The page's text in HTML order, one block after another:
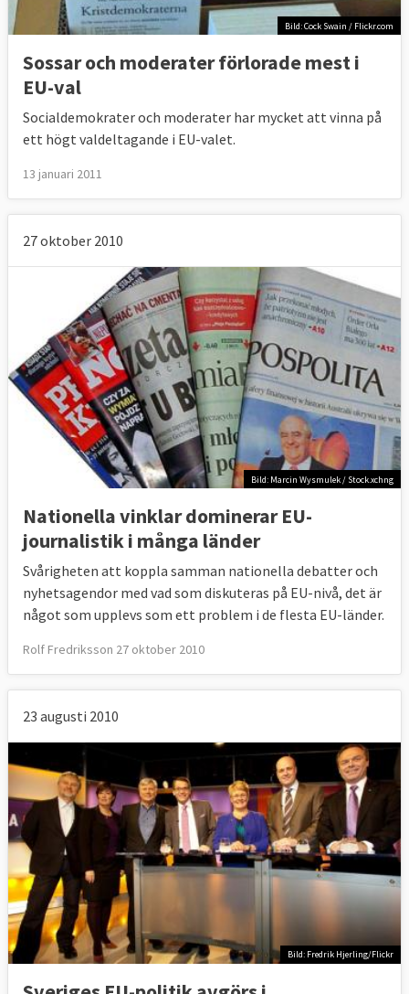
Bild: Cock Swain / Flickr.com
Sossar och moderater förlorade mest i
EU-val
Socialdemokrater och moderater har mycket att vinna på
ett högt valdeltagande i EU-valet.
13 januari 2011
27 oktober 2010
Bild: Marcin Wysmulek / Stock.xchng
Nationella vinklar dominerar EU-
journalistik i många länder
Svårigheten att koppla samman nationella debatter och
nyhetsagendor med vad som diskuteras på EU-nivå, det är
något som upplevs som ett problem i de flesta EU-länder.
Rolf Fredriksson 27 oktober 2010
23 augusti 2010
Bild: Fredrik Hjerling/Flickr